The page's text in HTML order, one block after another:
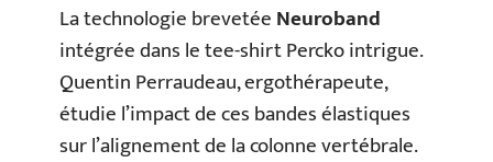
La technologie brevetéeNeuroband
intégrée dans le tee-shirt Percko intrigue.
Quentin Perraudeau, ergothérapeute,
étudie l’impact de ces bandes élastiques
sur l’alignement de la colonne vertébrale.